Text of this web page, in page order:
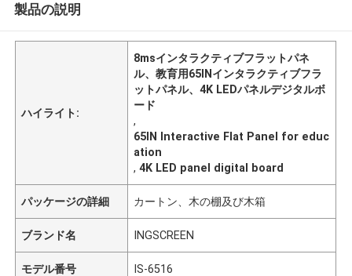
製品の説明
ハイライト:
8msインタラクティブフラットパネ
ル、教育用65INインタラクティブフラ
ットパネル、4K LEDパネルデジタルボ
ード
,
65IN Interactive Flat Panel for educ
ation
,4K LED panel digital board
パッケージの詳細 カートン、木の棚及び木箱
ブランド名 INGSCREEN
モデル番号 IS-6516